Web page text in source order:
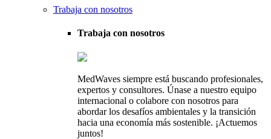
Trabaja con nosotros
Trabaja con nosotros
MedWaves siempre está buscando profesionales,
expertos y consultores. Únase a nuestro equipo
internacional o colabore con nosotros para
abordar los desafíos ambientales y la transición
hacia una economía más sostenible. ¡Actuemos
juntos!